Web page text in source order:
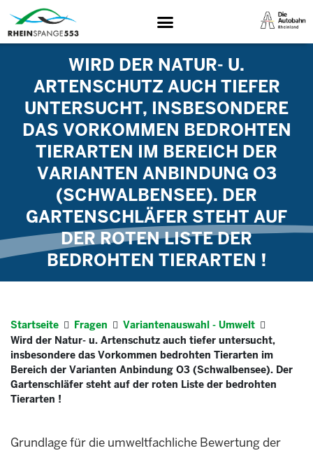
WIRD DER NATUR- U.
ARTENSCHUTZ AUCH TIEFER
UNTERSUCHT, INSBESONDERE
DAS VORKOMMEN BEDROHTEN
TIERARTEN IM BEREICH DER
VARIANTEN ANBINDUNG O3
(SCHWALBENSEE). DER
GARTENSCHLÄFER STEHT AUF
DER ROTEN LISTE DER
BEDROHTEN TIERARTEN !
Startseite Fragen
Variantenauswahl - Umwelt
Wird der Natur- u. Artenschutz auch tiefer untersucht,
insbesondere das Vorkommen bedrohten Tierarten im
Bereich der Varianten Anbindung O3 (Schwalbensee). Der
Gartenschläfer steht auf der roten Liste der bedrohten
Tierarten !
Grundlage für die umweltfachliche Bewertung der